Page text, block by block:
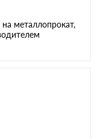
металлопрокат,